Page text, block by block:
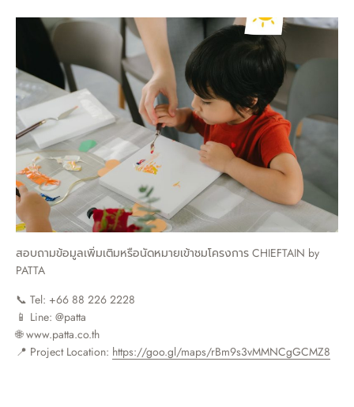
สอบถามข้อมูลเพิ่มเติมหรือนัดหมายเข้าชมโครงการ CHIEFTAIN by
PATTA
📞 Tel: +66 88 226 2228
📱 Line: @patta
🌐 www.patta.co.th
📍 Project Location: https://goo.gl/maps/rBm9s3vMMNCgGCMZ8